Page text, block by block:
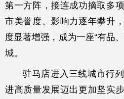
第一方阵，接连成功摘取多
市美誉度、影响力逐年攀升
度显著增强，成为一座“有品
城。
驻马店进入三线城市行
进高质量发展迈出更加坚实